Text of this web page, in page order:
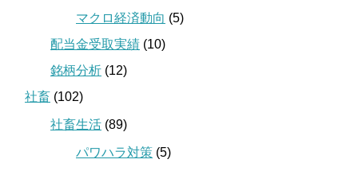
マクロ経済動向 (5)
配当金受取実績 (10)
銘柄分析 (12)
社畜 (102)
社畜生活 (89)
パワハラ対策 (5)